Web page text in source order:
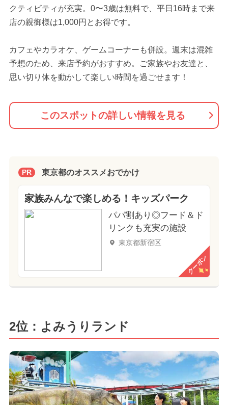
クティビティが充実。0〜3歳は無料で、平日16時まで来
店の親御様は1,000円とお得です。
カフェやカラオケ、ゲームコーナーも併設。週末は混雑
予想のため、来店予約がおすすめ。ご家族やお友達と、
思い切り体を動かして楽しい時間を過ごせます！
このスポットの詳しい情報を見る
PR 東京都のオススメおでかけ
家族みんなで楽しめる！キッズパーク
パパ割あり◎フード＆ド
リンクも充実の施設
東京都新宿区
クーポン
2位：よみうりランド